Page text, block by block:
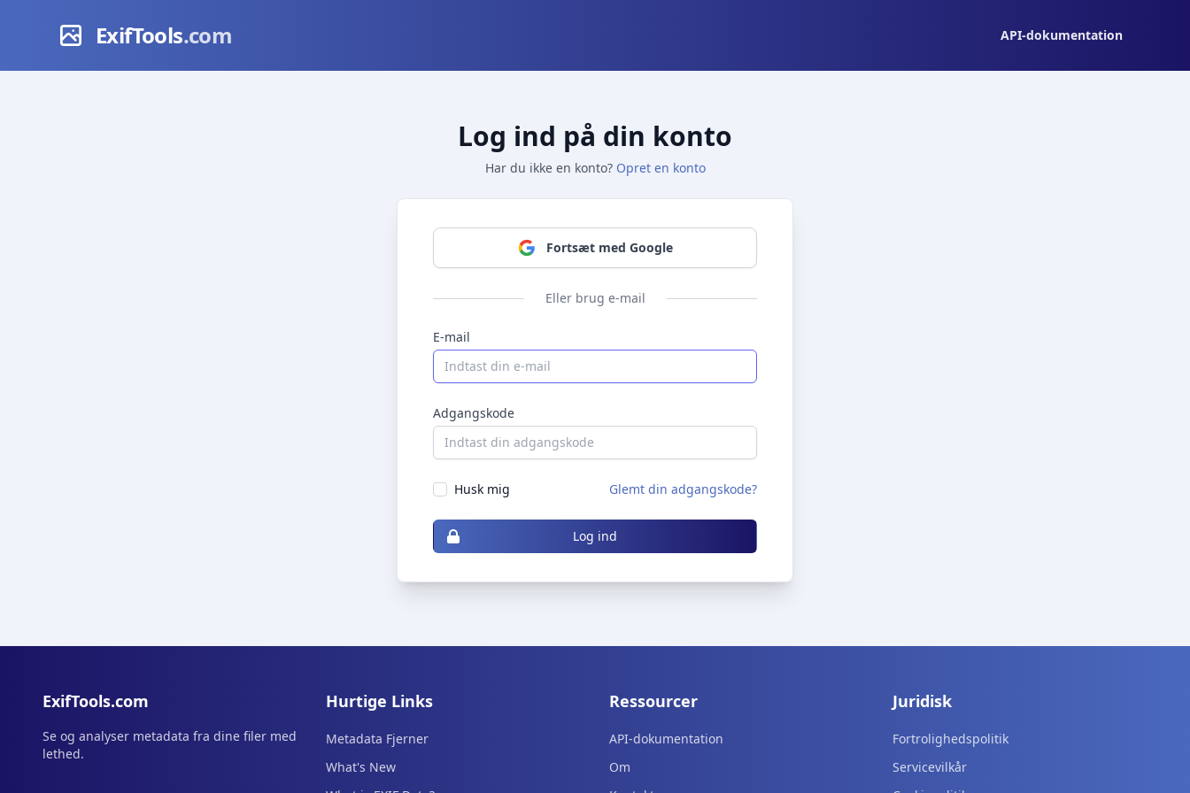
ExifTools.com API-dokumentation
Log ind på din konto
Har du ikke en konto? Opret en konto
Fortsæt med Google
Eller brug e-mail
E-mail
Adgangskode
Husk mig Glemt din adgangskode?
Log ind
ExifTools.com
Se og analyser metadata fra dine filer med
lethed.
Hurtige Links
Metadata Fjerner
What's New
Ressourcer
API-dokumentation
Om
Juridisk
Fortrolighedspolitik
Servicevilkår